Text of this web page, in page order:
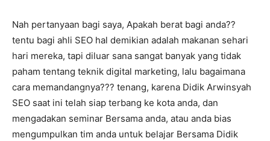
Nah pertanyaan bagi saya, Apakah berat bagi anda??
tentu bagi ahli SEO hal demikian adalah makanan sehari
hari mereka, tapi diluar sana sangat banyak yang tidak
paham tentang teknik digital marketing, lalu bagaimana
cara memandangnya??? tenang, karena Didik Arwinsyah
SEO saat ini telah siap terbang ke kota anda, dan
mengadakan seminar Bersama anda, atau anda bias
mengumpulkan tim anda untuk belajar Bersama Didik